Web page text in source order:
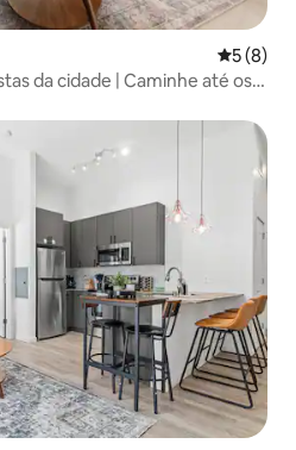
5 de
5 (8)
da cidade | Caminhe até os